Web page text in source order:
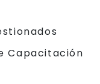
Capacitación